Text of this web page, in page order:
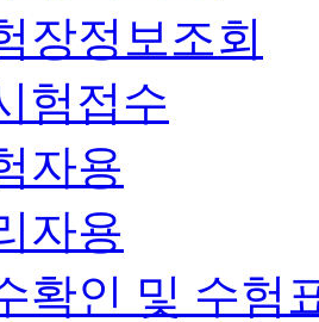
장정보조회
험접수
자용
자용
확인 및 수험